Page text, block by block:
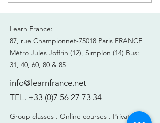
Learn France:
87, rue Championnet-75018 Paris FRANCE
Métro Jules Joffrin (12), Simplon (14) Bus:
31, 40, 60, 80 & 85
info@learnfrance.net
TEL. +33 (0)7 56 27 73 34
Group classes . Online courses . Private